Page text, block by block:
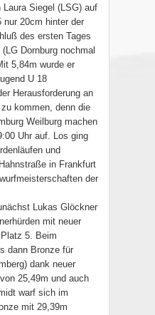
Siegel (LSG) auf
nur 20cm hinter der
des ersten Tages
Dornburg nochmal
5,84m wurde er
U 18
Herausforderung an
kommen, denn die
Weilburg machen
Uhr auf. Los ging
und
in Frankfurt
der
Lukas Glöckner
mit neuer
5. Beim
dann Bronze für
dank neuer
25,49m und auch
warf sich im
mit 29,39m